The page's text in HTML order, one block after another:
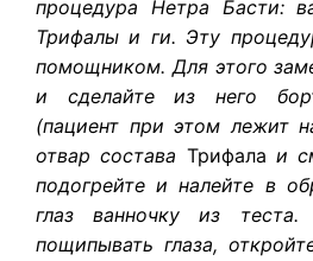
процедура Нетра Басти:
Трифалы и ги. Эту
помощником. Для этого
и сделайте из него
(пациент при этом лежит
отвар состава Трифала и
подогрейте и налейте в
глаз ванночку из теста.
пощипывать глаза,